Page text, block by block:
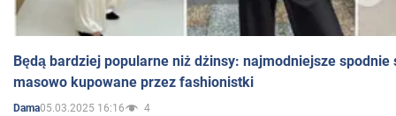
Będą bardziej popularne niż dżinsy: najmodniejsze spodnie
masowo kupowane przez fashionistki
Dama05.03.2025 16:16 4